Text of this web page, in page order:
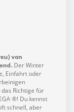
von
Der Winter
Einfahrt oder
Richtige für
®! Du kennst
schnell, aber